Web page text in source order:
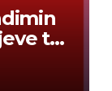
të